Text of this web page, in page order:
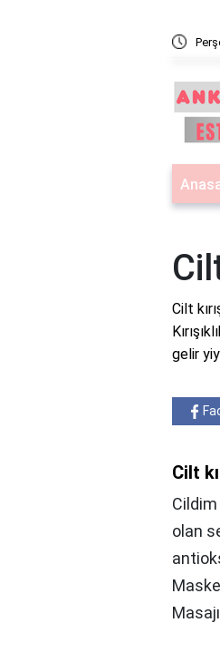
Cilt
gelir
Cilt
Cildim
olan
Masajı